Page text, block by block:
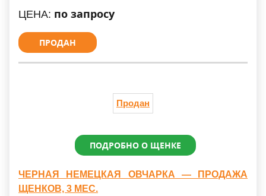
ЦЕНА: по запросу
ПРОДАН
Продан
ПОДРОБНО О ЩЕНКЕ
ЧЕРНАЯ НЕМЕЦКАЯ ОВЧАРКА — ПРОДАЖА
ЩЕНКОВ, 3 МЕС.